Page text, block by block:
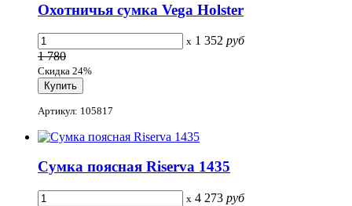
Охотничья сумка Vega Holster
x 1 352 руб
1 780
Скидка 24%
Артикул: 105817
Сумка поясная Riserva 1435
x 4 273 руб